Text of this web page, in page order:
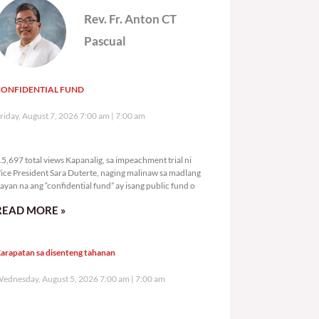
Rev. Fr. Anton CT
Pascual
FUND
August 7, 2026 7:00 am 7:00 am
total views Kapanalig, sa impeachment trial ni
President Sara Duterte, naging malinaw sa madlang
na ang “confidential fund” ay isang public fund o
MORE »
sa disenteng tahanan
August 5, 2026 7:00 am 7:00 am